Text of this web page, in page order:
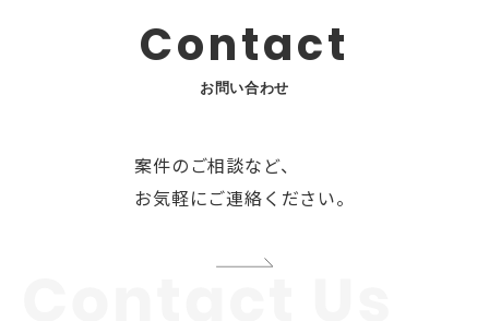
Contact
お問い合わせ
案件のご相談など、
お気軽にご連絡ください。